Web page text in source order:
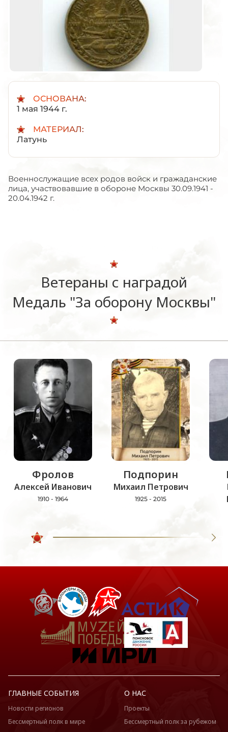
ОСНОВАНА:
1 мая 1944 г.
МАТЕРИАЛ:
Латунь
Военнослужащие всех родов войск и гражаданские
лица, участвовавшие в обороне Москвы 30.09.1941 -
20.04.1942 г.
Ветераны с наградой
Медаль "За оборону Москвы"
Фролов
Алексей Иванович
1910 - 1964
Подпорин
Михаил Петрович
1925 - 2015
ГЛАВНЫЕ СОБЫТИЯ
Новости регионов
Бессмертный полк в мире
О НАС
Проекты
Бессмертный полк за рубежом